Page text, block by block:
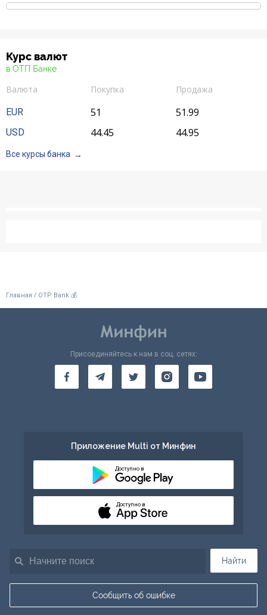
Курс валют
в ОТП Банке
Валюта Покупка
Продажа
EUR
51 51.99
USD 44.45 44.95
Все курсы банка
Главная / OTP Bank 💰
Найти
Сообщить об ошибке
Присоединяйтесь к нам в соц. сетях:
Приложение Multi от Минфин
Доступно в
Доступно в